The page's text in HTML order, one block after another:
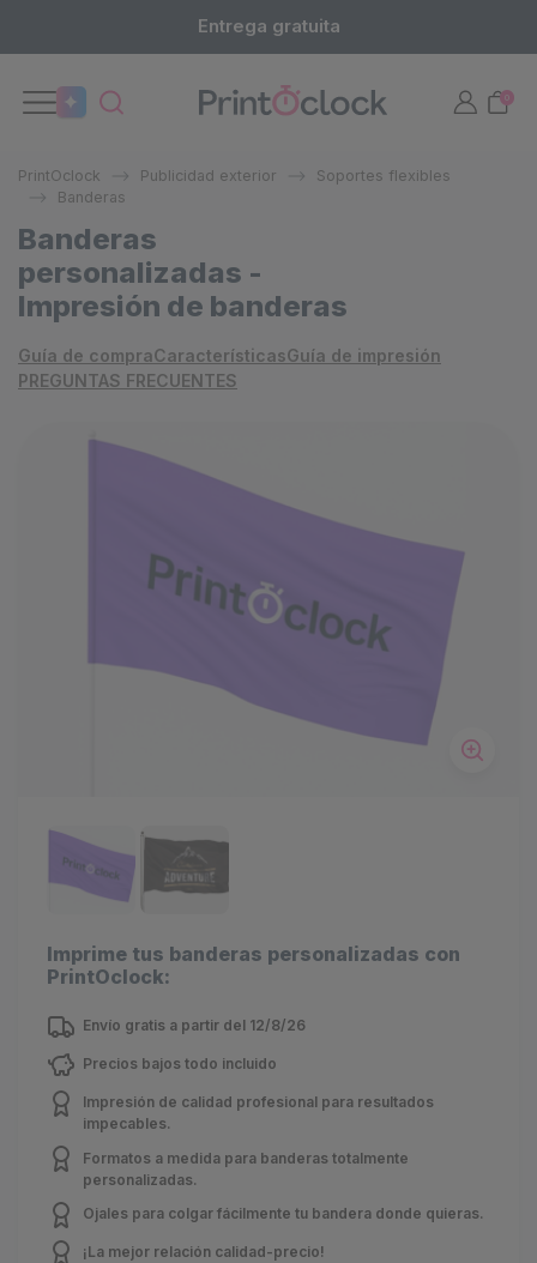
Entrega gratuita
0
PrintOclock Publicidad exterior
Soportes flexibles
Banderas
Banderas
personalizadas -
Impresión de banderas
Guía de compraCaracterísticasGuía de impresión
PREGUNTAS FRECUENTES
Imprime tus banderas personalizadas con
PrintOclock:
Envío gratis a partir del 12/8/26
Precios bajos todo incluido
Impresión de calidad profesional para resultados
impecables.
Formatos a medida para banderas totalmente
personalizadas.
Ojales para colgar fácilmente tu bandera donde quieras.
¡La mejor relación calidad-precio!